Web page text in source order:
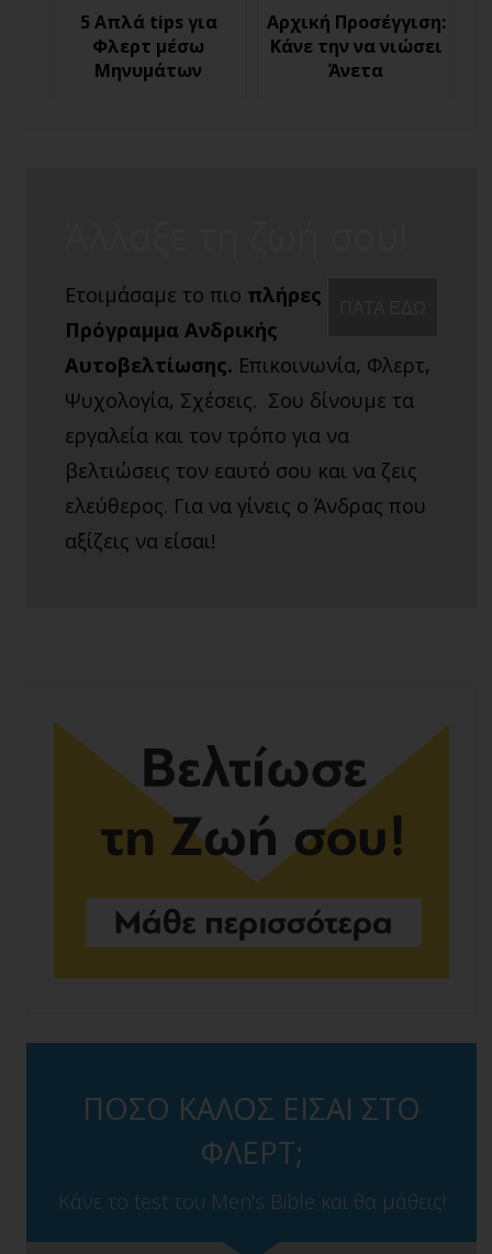
5 Απλά tips για
Φλερτ μέσω
Μηνυμάτων
Αρχική Προσέγγιση:
Κάνε την να νιώσει
Άνετα
Ετοιμάσαμε το πιο πλήρες
Πρόγραμμα Ανδρικής
Αυτοβελτίωσης. Επικοινωνία, Φλερτ,
Ψυχολογία, Σχέσεις. Σου δίνουμε τα
εργαλεία και τον τρόπο για να
βελτιώσεις τον εαυτό σου και να ζεις
ελεύθερος. Για να γίνεις ο Άνδρας που
αξίζεις να είσαι!
ΠΟΣΟ ΚΑΛΟΣ ΕΙΣΑΙ ΣΤΟ
ΦΛΕΡΤ;
Κάνε το test του Men's Bible και θα μάθεις!